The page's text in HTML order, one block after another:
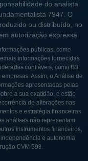
do analista
7947. O
ou distribuído, no
autorização expressa.
públicas, como
informações fornecidas
confiáveis, como B3,
Assim, o Análise de
apresentadas pelas
a sua exatidão, e estão
de alterações nas
e estratégia financeiras
análises não representam
instrumentos financeiros,
e autonomia
CVM 598.